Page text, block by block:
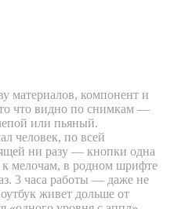
материалов, компонент и
то что видно по снимкам —
или пьяный.
человек, по всей
ни разу — кнопки одна
мелочам, в родном шрифте
3 часа работы — даже не
живет дольше от